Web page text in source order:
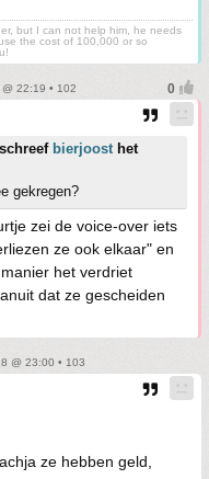
but I can not help him, he needs
the cost of 100,000 or so
22:19 • 102
schreef bierjoosthet
gekregen?
zei de voice-over iets
ze ook elkaar" en
het verdriet
dat ze gescheiden
@ 23:00 • 103
ze hebben geld,